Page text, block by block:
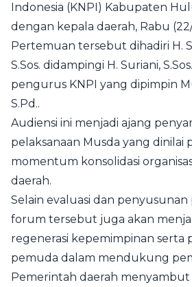
Indonesia (KNPI) Kabupaten
dengan kepala daerah, Rabu
Pertemuan tersebut dihadiri H.
S.Sos. didampingi H. Suriani,
pengurus KNPI yang dipimpin
S.Pd..
Audiensi ini menjadi ajang
pelaksanaan Musda yang dinilai
momentum konsolidasi
daerah.
Selain evaluasi dan
forum tersebut juga akan
regenerasi kepemimpinan serta
pemuda dalam mendukung
Pemerintah daerah